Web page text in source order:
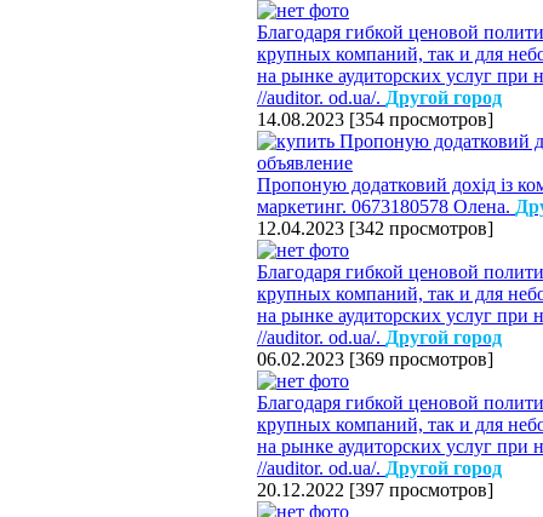
Благодаря гибкой ценовой
крупных компаний, так и для
на рынке аудиторских услуг при
//auditor. od.ua/. Другой город
14.08.2023 [354 просмотров]
Пропоную додатковий дохід із
маркетинг. 0673180578 Олена.
12.04.2023 [342 просмотров]
Благодаря гибкой ценовой
крупных компаний, так и для
на рынке аудиторских услуг при
//auditor. od.ua/. Другой город
06.02.2023 [369 просмотров]
Благодаря гибкой ценовой
крупных компаний, так и для
на рынке аудиторских услуг при
//auditor. od.ua/. Другой город
20.12.2022 [397 просмотров]